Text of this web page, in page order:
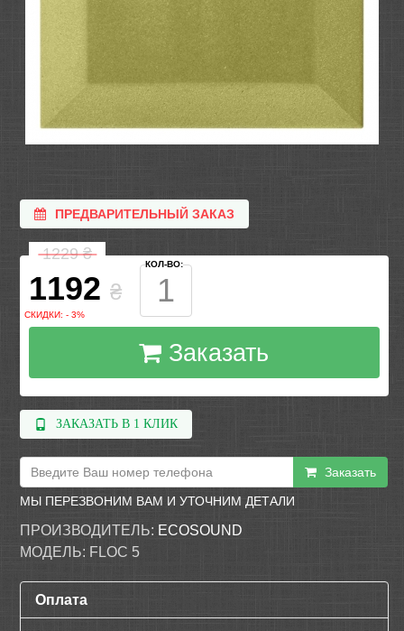
ПРЕДВАРИТЕЛЬНЫЙ ЗАКАЗ
1229₴
1192 ₴
СКИДКИ: - 3%
КОЛ-ВО:
Заказать
ЗАКАЗАТЬ В 1 КЛИК
Заказать
МЫ ПЕРЕЗВОНИМ ВАМ И УТОЧНИМ ДЕТАЛИ
ПРОИЗВОДИТЕЛЬ: ECOSOUND
МОДЕЛЬ: FLOC 5
Оплата